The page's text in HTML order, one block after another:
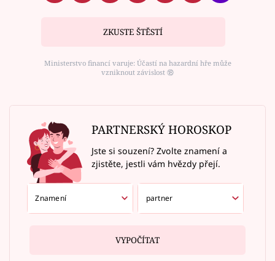
ZKUSTE ŠTĚSTÍ
Ministerstvo financí varuje: Účastí na hazardní hře může
vzniknout závislost ⑱
PARTNERSKÝ HOROSKOP
Jste si souzení? Zvolte znamení a
zjistěte, jestli vám hvězdy přejí.
VYPOČÍTAT